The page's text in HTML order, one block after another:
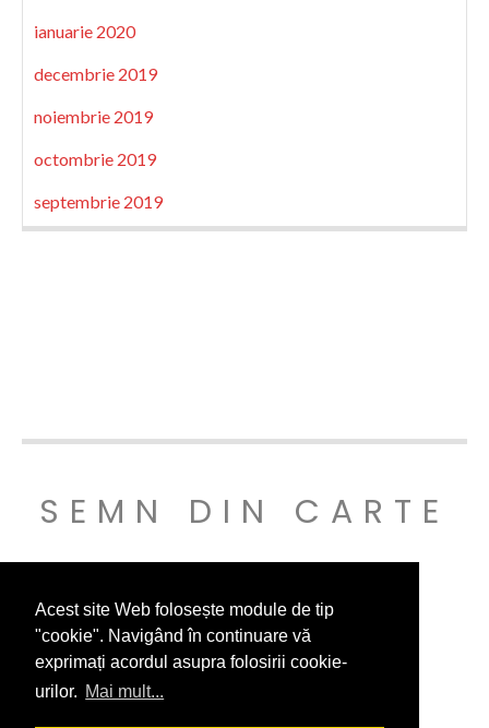
Acest site Web folosește module de tip
"cookie". Navigând în continuare vă
exprimați acordul asupra folosirii cookie-
urilor. Mai mult...
ianuarie 2020
decembrie 2019
noiembrie 2019
octombrie 2019
septembrie 2019
SEMN DIN CARTE